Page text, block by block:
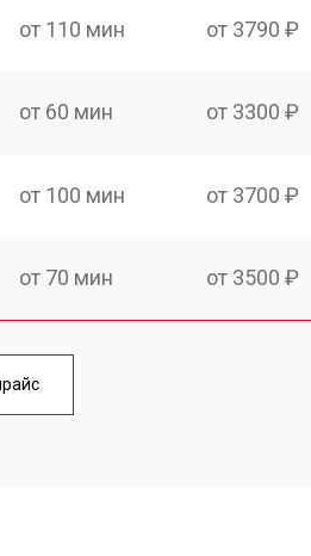
от 110 мин от 3790 ₽
от 60 мин от 3300 ₽
от 100 мин от 3700 ₽
от 70 мин от 3500 ₽
от 120 мин